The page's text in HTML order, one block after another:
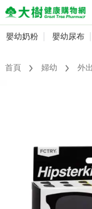
嬰幼奶粉
嬰幼尿布
醫材用品
成人照護
美容／個人清潔
抗菌 尿布 大樹獨家
會員資料及密碼修改
常用收件人清單
紅利點數查詢
購物金查詢
嬰幼奶粉 嬰幼尿布
首頁 婦幼 外